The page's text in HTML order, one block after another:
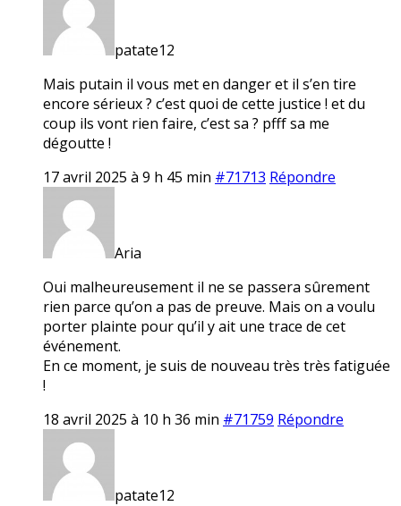
patate12
Mais putain il vous met en danger et il s’en tire
encore sérieux ? c’est quoi de cette justice ! et du
coup ils vont rien faire, c’est sa ? pfff sa me
dégoutte !
17 avril 2025 à 9 h 45 min #71713 Répondre
Aria
Oui malheureusement il ne se passera sûrement
rien parce qu’on a pas de preuve. Mais on a voulu
porter plainte pour qu’il y ait une trace de cet
événement.
En ce moment, je suis de nouveau très très fatiguée
!
18 avril 2025 à 10 h 36 min #71759 Répondre
patate12